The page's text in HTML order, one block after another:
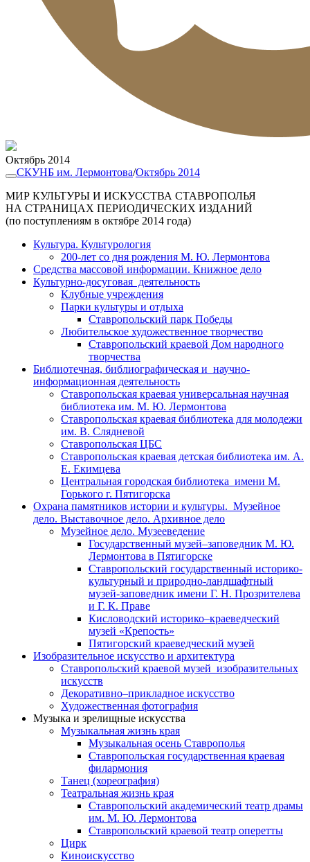
Октябрь 2014
СКУНБ им. Лермонтова/Октябрь 2014
МИР КУЛЬТУРЫ И ИСКУССТВА СТАВРОПОЛЬЯ
НА СТРАНИЦАХ ПЕРИОДИЧЕСКИХ ИЗДАНИЙ
(по поступлениям в октябре 2014 года)
Культура. Культурология
200-лет со дня рождения М. Ю. Лермонтова
Средства массовой информации. Книжное дело
Культурно-досуговая деятельность
Клубные учреждения
Парки культуры и отдыха
Ставропольский парк Победы
Любительское художественное творчество
Ставропольский краевой Дом народного
творчества
Библиотечная, библиографическая и научно-
информационная деятельность
Ставропольская краевая универсальная научная
библиотека им. М. Ю. Лермонтова
Ставропольская краевая библиотека для молодежи
им. В. Слядневой
Ставропольская ЦБС
Ставропольская краевая детская библиотека им. А.
Е. Екимцева
Центральная городская библиотека имени М.
Горького г. Пятигорска
Охрана памятников истории и культуры. Музейное
дело. Выставочное дело. Архивное дело
Музейное дело. Музееведение
Государственный музей–заповедник М. Ю.
Лермонтова в Пятигорске
Ставропольский государственный историко-
культурный и природно-ландшафтный
музей-заповедник имени Г. Н. Прозрителева
и Г. К. Праве
Кисловодский историко–краеведческий
музей «Крепость»
Пятигорский краеведческий музей
Изобразительное искусство и архитектура
Ставропольский краевой музей изобразительных
искусств
Декоративно–прикладное искусство
Художественная фотография
Музыка и зрелищные искусства
Музыкальная жизнь края
Музыкальная осень Ставрополья
Ставропольская государственная краевая
филармония
Танец (хореография)
Театральная жизнь края
Ставропольский академический театр драмы
им. М. Ю. Лермонтова
Ставропольский краевой театр оперетты
Цирк
Киноискусство